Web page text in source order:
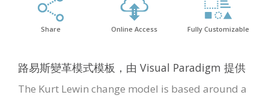
Share Online Access Fully Customizable
路易斯變革模式模板，由 Visual Paradigm 提供
The Kurt Lewin change model is based around a